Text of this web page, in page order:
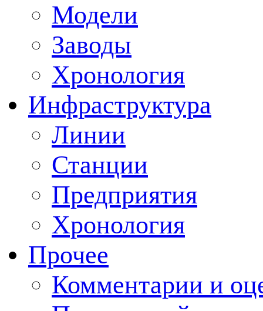
Модели
Заводы
Хронология
Инфраструктура
Линии
Станции
Предприятия
Хронология
Прочее
Комментарии и